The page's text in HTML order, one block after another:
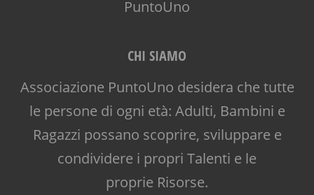
CHI SIAMO
Associazione PuntoUno desidera che tutte
le persone di ogni età: Adulti, Bambini e
Ragazzi possano scoprire, sviluppare e
condividere i propri Talenti e le
proprie Risorse.